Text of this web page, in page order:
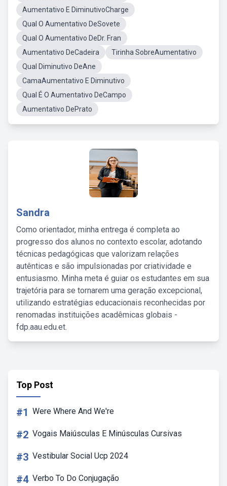
Aumentativo E DiminutivoCharge
Qual O Aumentativo DeSovete
Qual O Aumentativo DeDr. Fran
Aumentativo DeCadeira
Tirinha SobreAumentativo
Qual Diminutivo DeAne
CamaAumentativo E Diminutivo
Qual É O Aumentativo DeCampo
Aumentativo DePrato
Sandra
Como orientador, minha entrega é completa ao
progresso dos alunos no contexto escolar, adotando
técnicas pedagógicas que valorizam relações
autênticas e são impulsionadas por criatividade e
entusiasmo. Minha meta é guiar os estudantes em sua
trajetória para se tornarem uma geração excepcional,
utilizando estratégias educacionais reconhecidas por
renomadas instituições acadêmicas globais -
fdp.aau.edu.et.
Top Post
#1 Were Where And We're
#2 Vogais Maiúsculas E Minúsculas Cursivas
#3 Vestibular Social Ucp 2024
#4 Verbo To Do Conjugação